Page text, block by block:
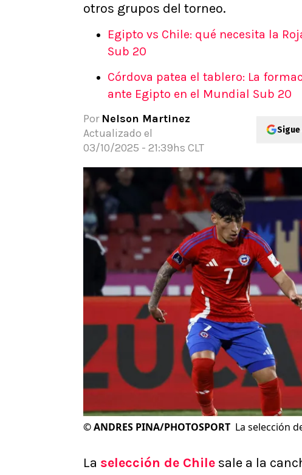
Apuesta del día
Apuestas Mundial 2026
otros grupos del torneo.
Egipto vs Chile: qué necesita la
Sub 20
Córdova patea el tablero: La
ante Egipto en el Mundial Sub 20
Por Nelson Martinez
Actualizado el
03/10/2025 - 21:39hs CLT
Sigue
©ANDRES PINA/PHOTOSPORT La selección
La selección de Chile sale a la